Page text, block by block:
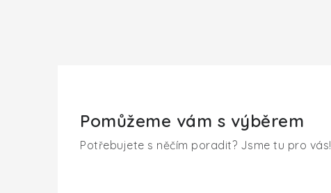
Pomůžeme vám s výběrem
Potřebujete s něčím poradit? Jsme tu pro vás!